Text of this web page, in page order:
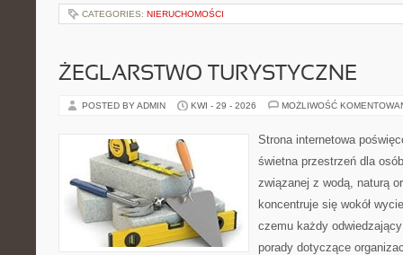
CATEGORIES: NIERUCHOMOŚCI
ŻEGLARSTWO TURYSTYCZNE
POSTED BY ADMIN KWI - 29 - 2026 MOŻLIWOŚĆ
Strona internetowa
świetna przestrzeń dla
związanej z wodą, naturą
koncentruje się wokół
czemu każdy
porady dotyczące